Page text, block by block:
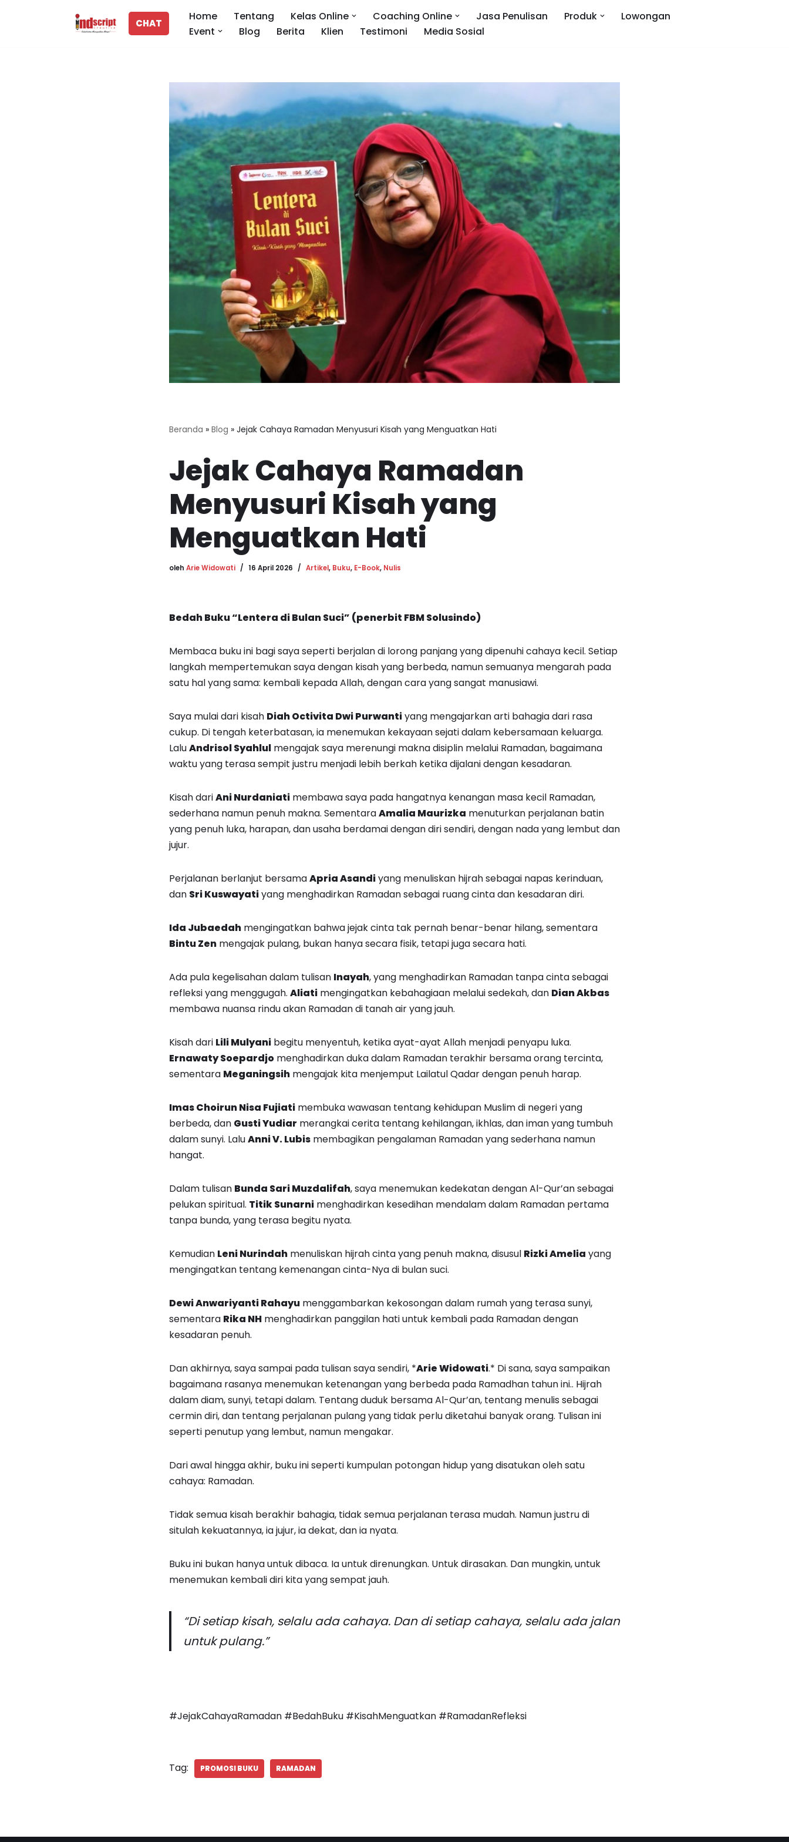
CHAT
Home Tentang Kelas Online Coaching Online Jasa Penulisan Produk
Lowongan
Event
Blog Berita Klien Testimoni Media Sosial
Beranda » Blog » Jejak Cahaya Ramadan Menyusuri Kisah yang Menguatkan Hati
Jejak Cahaya Ramadan
Menyusuri Kisah yang
Menguatkan Hati
oleh Arie Widowati 16 April 2026 Artikel, Buku, E-Book, Nulis
Bedah Buku “Lentera di Bulan Suci” (penerbit FBM Solusindo)
Membaca buku ini bagi saya seperti berjalan di lorong panjang yang dipenuhi cahaya kecil. Setiap
langkah mempertemukan saya dengan kisah yang berbeda, namun semuanya mengarah pada
satu hal yang sama: kembali kepada Allah, dengan cara yang sangat manusiawi.
Saya mulai dari kisah Diah Octivita Dwi Purwantiyang mengajarkan arti bahagia dari rasa
cukup. Di tengah keterbatasan, ia menemukan kekayaan sejati dalam kebersamaan keluarga.
LaluAndrisol Syahlul mengajak saya merenungi makna disiplin melalui Ramadan, bagaimana
waktu yang terasa sempit justru menjadi lebih berkah ketika dijalani dengan kesadaran.
Kisah dariAni Nurdaniati membawa saya pada hangatnya kenangan masa kecil Ramadan,
sederhana namun penuh makna. SementaraAmalia Maurizka menuturkan perjalanan batin
yang penuh luka, harapan, dan usaha berdamai dengan diri sendiri, dengan nada yang lembut dan
jujur.
Perjalanan berlanjut bersamaApria Asandiyang menuliskan hijrah sebagai napas kerinduan,
dan Sri Kuswayatiyang menghadirkan Ramadan sebagai ruang cinta dan kesadaran diri.
Ida Jubaedah mengingatkan bahwa jejak cinta tak pernah benar-benar hilang, sementara
Bintu Zen mengajak pulang, bukan hanya secara fisik, tetapi juga secara hati.
Ada pula kegelisahan dalam tulisan Inayah, yang menghadirkan Ramadan tanpa cinta sebagai
refleksi yang menggugah. Aliati mengingatkan kebahagiaan melalui sedekah, dan Dian Akbas
membawa nuansa rindu akan Ramadan di tanah air yang jauh.
Kisah dari Lili Mulyani begitu menyentuh, ketika ayat-ayat Allah menjadi penyapu luka.
Ernawaty Soepardjo menghadirkan duka dalam Ramadan terakhir bersama orang tercinta,
sementara Meganingsih mengajak kita menjemput Lailatul Qadar dengan penuh harap.
Imas Choirun Nisa Fujiati membuka wawasan tentang kehidupan Muslim di negeri yang
berbeda, dan Gusti Yudiar merangkai cerita tentang kehilangan, ikhlas, dan iman yang tumbuh
dalam sunyi. LaluAnni V. Lubis membagikan pengalaman Ramadan yang sederhana namun
hangat.
Dalam tulisan Bunda Sari Muzdalifah, saya menemukan kedekatan dengan Al-Qur’an sebagai
pelukan spiritual. Titik Sunarni menghadirkan kesedihan mendalam dalam Ramadan pertama
tanpa bunda, yang terasa begitu nyata.
Kemudian Leni Nurindah menuliskan hijrah cinta yang penuh makna, disusul Rizki Amelia yang
mengingatkan tentang kemenangan cinta-Nya di bulan suci.
Dewi Anwariyanti Rahayu menggambarkan kekosongan dalam rumah yang terasa sunyi,
sementara Rika NH menghadirkan panggilan hati untuk kembali pada Ramadan dengan
kesadaran penuh.
Dan akhirnya, saya sampai pada tulisan saya sendiri, *Arie Widowati.* Di sana, saya sampaikan
bagaimana rasanya menemukan ketenangan yang berbeda pada Ramadhan tahun ini.. Hijrah
dalam diam, sunyi, tetapi dalam. Tentang duduk bersama Al-Qur’an, tentang menulis sebagai
cermin diri, dan tentang perjalanan pulang yang tidak perlu diketahui banyak orang. Tulisan ini
seperti penutup yang lembut, namun mengakar.
Dari awal hingga akhir, buku ini seperti kumpulan potongan hidup yang disatukan oleh satu
cahaya: Ramadan.
Tidak semua kisah berakhir bahagia, tidak semua perjalanan terasa mudah. Namun justru di
situlah kekuatannya, ia jujur, ia dekat, dan ia nyata.
Buku ini bukan hanya untuk dibaca. Ia untuk direnungkan. Untuk dirasakan. Dan mungkin, untuk
menemukan kembali diri kita yang sempat jauh.
“Di setiap kisah, selalu ada cahaya. Dan di setiap cahaya, selalu ada jalan
untuk pulang.”
#JejakCahayaRamadan #BedahBuku #KisahMenguatkan #RamadanRefleksi
Tag: PROMOSI BUKU RAMADAN